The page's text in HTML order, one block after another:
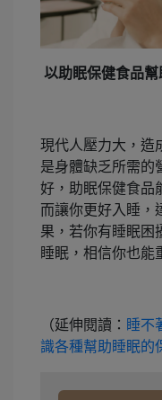
以助眠保健食品
現代人壓力大，造
是身體缺乏所需的
好，助眠保健食品
而讓你更好入睡，
果，若你有睡眠困
睡眠，相信你也能
（延伸閱讀： 睡不
識各種幫助睡眠的